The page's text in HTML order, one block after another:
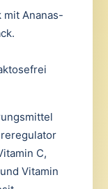
Ananas-
C,
Vitamin